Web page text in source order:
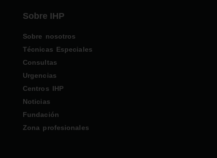
Sobre IHP
Sobre nosotros
Técnicas Especiales
Consultas
Urgencias
Centros IHP
Noticias
Fundación
Zona profesionales